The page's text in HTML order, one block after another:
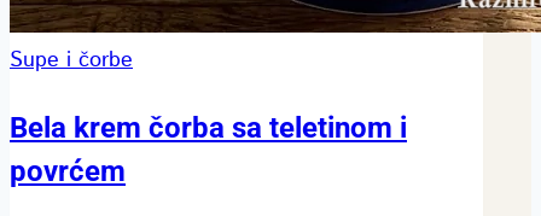
Supe i čorbe
Bela krem čorba sa teletinom i
povrćem